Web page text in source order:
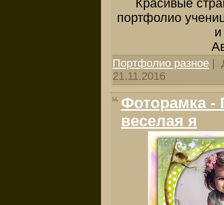
Красивые
портфолио
Портфолио разное |
21.11.2016
Фоторамка -
веселая я